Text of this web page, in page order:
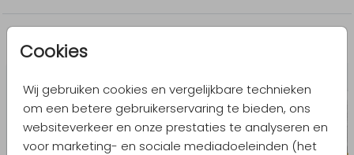
Cookies
Wij gebruiken cookies en vergelijkbare technieken
om een betere gebruikerservaring te bieden, ons
websiteverkeer en onze prestaties te analyseren en
voor marketing- en sociale mediadoeleinden (het
Meer in dezelfde stijl